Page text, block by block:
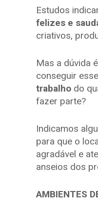
Estudos
felizes e
criativos,
Mas a dúvida
conseguir esse
trabalho do
fazer parte?
Indicamos
para que o
agradável e
anseios dos
AMBIENTES